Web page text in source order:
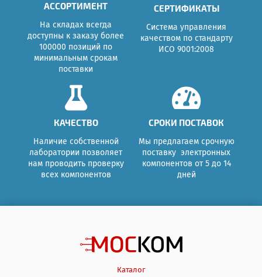
АССОРТИМЕНТ
На складах всегда
доступны к заказу более
100000 позиций по
минимальным срокам
поставки
СЕРТИФИКАТЫ
Система управления
качеством по стандарту
ИСО 9001:2008
КАЧЕСТВО
Наличие собственной
лаборатории позволяет
нам проводить проверку
всех компонентов
СРОКИ ПОСТАВОК
Мы предлагаем срочную
поставку электронных
компонентов от 5 до 14
дней
Каталог